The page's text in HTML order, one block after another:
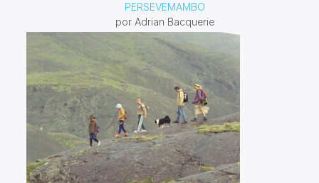
PERSEVEMAMBO
por Adrian Bacquerie